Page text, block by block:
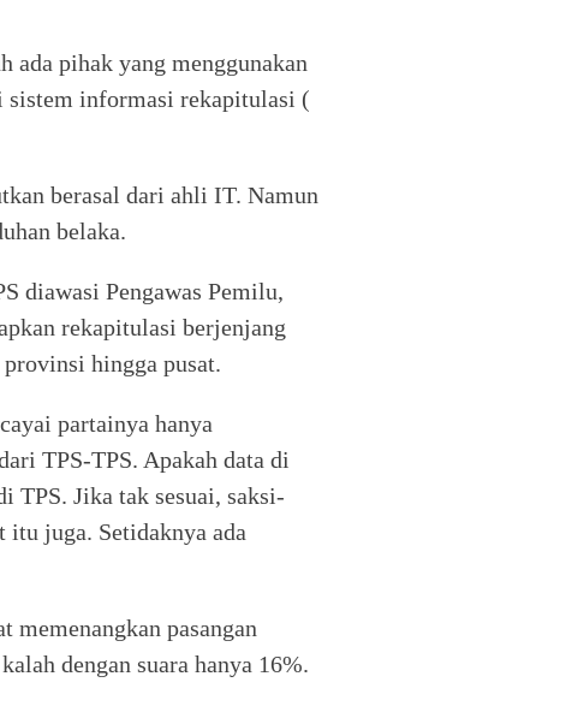
ada pihak yang menggunakan
sistem informasi rekapitulasi (
berasal dari ahli IT. Namun
belaka.
diawasi Pengawas Pemilu,
rekapitulasi berjenjang
hingga pusat.
partainya hanya
TPS-TPS. Apakah data di
TPS. Jika tak sesuai, saksi-
itu juga. Setidaknya ada
memenangkan pasangan
dengan suara hanya 16%.